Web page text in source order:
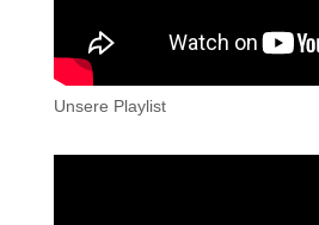
Unsere Playlist